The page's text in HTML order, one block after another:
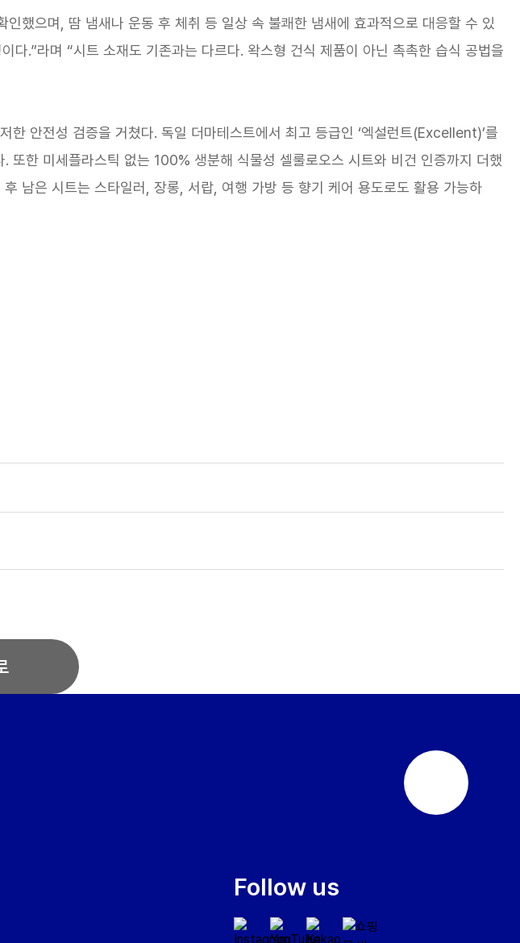
했으며, 땀 냄새나 운동 후 체취 등 일상 속 불쾌한 냄새에 효과적으로 대응할 수 있
.”라며 “시트 소재도 기존과는 다르다. 왁스형 건식 제품이 아닌 촉촉한 습식 공법을
안전성 검증을 거쳤다. 독일 더마테스트에서 최고 등급인 ‘엑설런트(Excellent)’를
또한 미세플라스틱 없는 100% 생분해 식물성 셀룰로오스 시트와 비건 인증까지 더했
남은 시트는 스타일러, 장롱, 서랍, 여행 가방 등 향기 케어 용도로도 활용 가능하
Follow us
단